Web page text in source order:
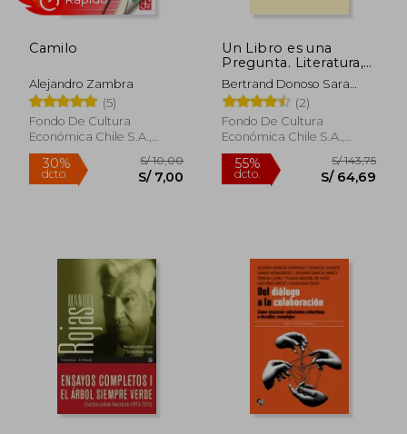
Camilo
Alejandro Zambra
(5)
Fondo De Cultura
Económica Chile S.A.,
2023, 1 Edición, Tapa
Blanda, Nuevo
S/ 10,00
S/ 7,00
Rápido
Un Libro es una
Pregunta. Literatura,
Adolescencia y
Tiempos Revueltos
Bertrand Donoso Sara
Luisa
(2)
Fondo De Cultura
Económica Chile S.A.,
2024, Tapa Blanda, Nuevo
55%
dcto.